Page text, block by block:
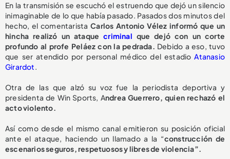
En la transmisión se escuchó el estruendo que dejó un silencio
inimaginable de lo que había pasado. Pasados dos minutos del
hecho, el comentaristaCarlos Antonio Vélez informó que un
hincha realizó un ataquecriminal que dejó con un corte
profundo al profe Peláez con la pedrada. Debido a eso, tuvo
que ser atendido por personal médico del estadioAtanasio
Girardot.
Otra de las que alzó su voz fue la periodista deportiva y
presidenta de Win Sports, Andrea Guerrero, quien rechazó el
acto violento.
Así como desde el mismo canal emitieron su posición oficial
ante el ataque, haciendo un llamado a la “construcción de
escenarios seguros, respetuosos y libres de violencia”.